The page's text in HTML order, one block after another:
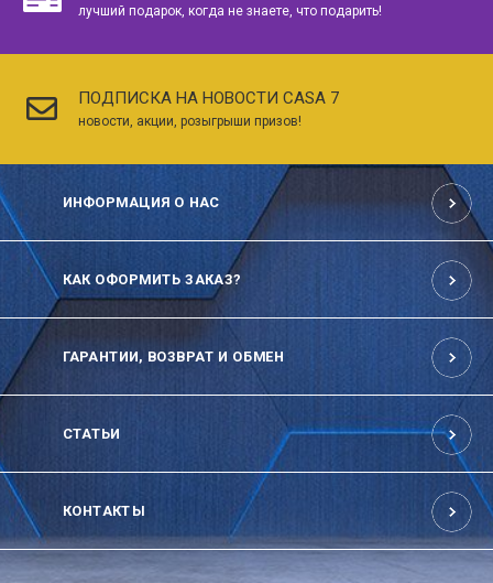
лучший подарок, когда не знаете, что подарить!
ПОДПИСКА НА НОВОСТИ CASA 7
новости, акции, розыгрыши призов!
ИНФОРМАЦИЯ О НАС
КАК ОФОРМИТЬ ЗАКАЗ?
ГАРАНТИИ, ВОЗВРАТ И ОБМЕН
СТАТЬИ
КОНТАКТЫ